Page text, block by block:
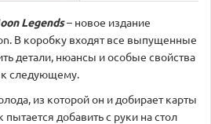
Legends– новое издание
В коробку входят все выпущенные
детали, нюансы и особые свойства
к следующему.
из которой он и добирает карты
добавить с руки на стол